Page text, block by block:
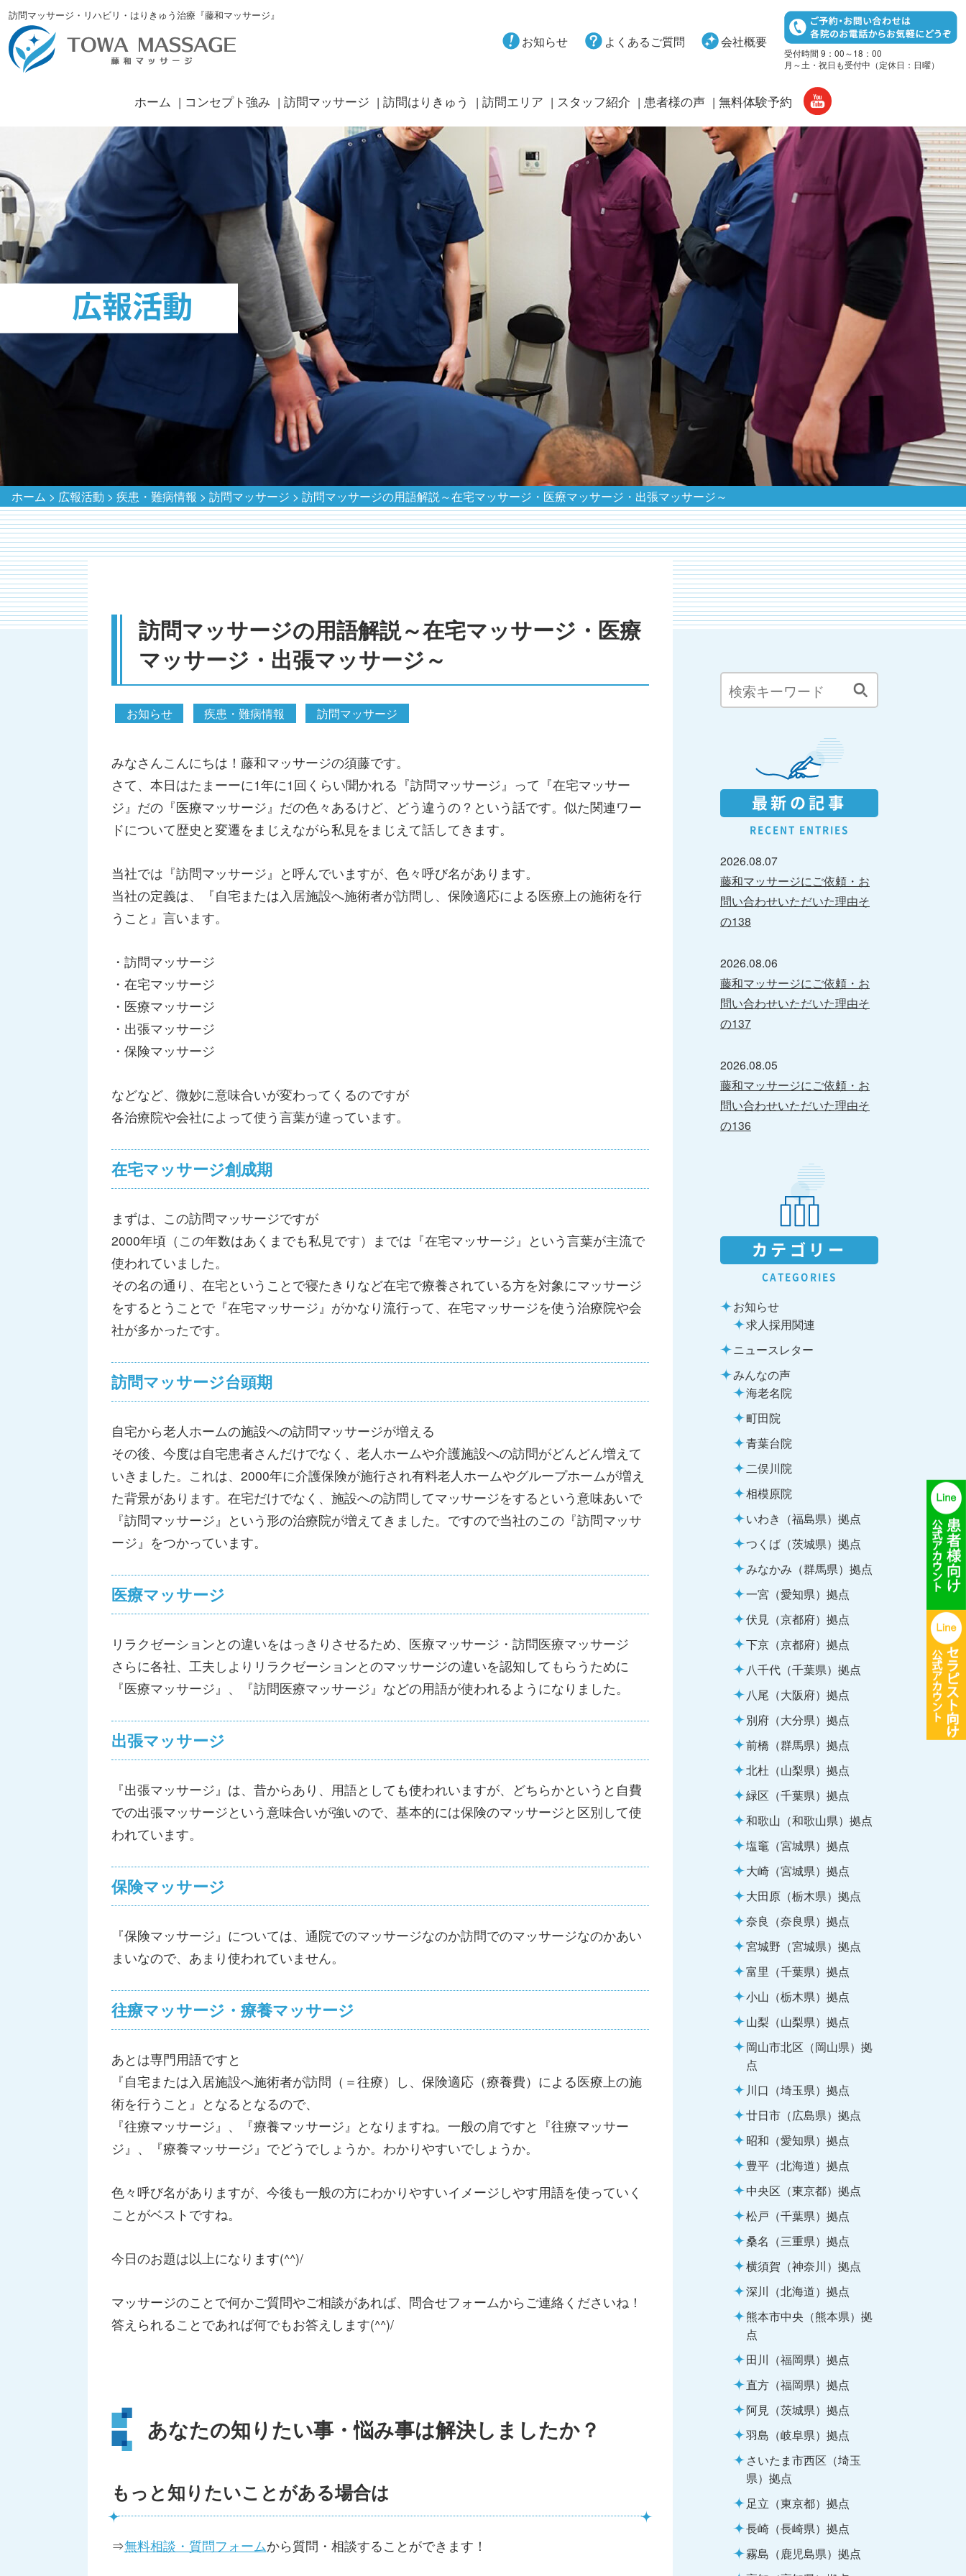
訪問マッサージ・リハビリ・はりきゅう治療『藤和マッサージ』
お知らせ よくあるご質問 会社概要
受付時間 9：00～18：00
月～土・祝日も受付中（定休日：日曜）
ホーム コンセプト強み 訪問マッサージ 訪問はりきゅう 訪問エリア スタッフ紹介 患者様の声 無料体験予約
広報活動
ホーム > 広報活動 > 疾患・難病情報 > 訪問マッサージ > 訪問マッサージの用語解説～在宅マッサージ・医療マッサージ・出張マッサージ～
訪問マッサージの用語解説～在宅マッサージ・医療
マッサージ・出張マッサージ～
お知らせ 疾患・難病情報 訪問マッサージ
みなさんこんにちは！藤和マッサージの須藤です。
さて、本日はたまーーに1年に1回くらい聞かれる『訪問マッサージ』って『在宅マッサー
ジ』だの『医療マッサージ』だの色々あるけど、どう違うの？という話です。似た関連ワー
ドについて歴史と変遷をまじえながら私見をまじえて話してきます。
当社では『訪問マッサージ』と呼んでいますが、色々呼び名があります。
当社の定義は、『自宅または入居施設へ施術者が訪問し、保険適応による医療上の施術を行
うこと』言います。
・訪問マッサージ
・在宅マッサージ
・医療マッサージ
・出張マッサージ
・保険マッサージ
などなど、微妙に意味合いが変わってくるのですが
各治療院や会社によって使う言葉が違っています。
在宅マッサージ創成期
まずは、この訪問マッサージですが
2000年頃（この年数はあくまでも私見です）までは『在宅マッサージ』という言葉が主流で
使われていました。
その名の通り、在宅ということで寝たきりなど在宅で療養されている方を対象にマッサージ
をするとうことで『在宅マッサージ』がかなり流行って、在宅マッサージを使う治療院や会
社が多かったです。
訪問マッサージ台頭期
自宅から老人ホームの施設への訪問マッサージが増える
その後、今度は自宅患者さんだけでなく、老人ホームや介護施設への訪問がどんどん増えて
いきました。これは、2000年に介護保険が施行され有料老人ホームやグループホームが増え
た背景があります。在宅だけでなく、施設への訪問してマッサージをするという意味あいで
『訪問マッサージ』という形の治療院が増えてきました。ですので当社のこの『訪問マッサ
ージ』をつかっています。
医療マッサージ
リラクゼーションとの違いをはっきりさせるため、医療マッサージ・訪問医療マッサージ
さらに各社、工夫しよりリラクゼーションとのマッサージの違いを認知してもらうために
『医療マッサージ』、『訪問医療マッサージ』などの用語が使われるようになりました。
出張マッサージ
『出張マッサージ』は、昔からあり、用語としても使われいますが、どちらかというと自費
での出張マッサージという意味合いが強いので、基本的には保険のマッサージと区別して使
われています。
保険マッサージ
『保険マッサージ』については、通院でのマッサージなのか訪問でのマッサージなのかあい
まいなので、あまり使われていません。
往療マッサージ・療養マッサージ
あとは専門用語ですと
『自宅または入居施設へ施術者が訪問（＝往療）し、保険適応（療養費）による医療上の施
術を行うこと』となるとなるので、
『往療マッサージ』、『療養マッサージ』となりますね。一般の肩ですと『往療マッサー
ジ』、『療養マッサージ』でどうでしょうか。わかりやすいでしょうか。
色々呼び名がありますが、今後も一般の方にわかりやすいイメージしやす用語を使っていく
ことがベストですね。
今日のお題は以上になります(^^)/
マッサージのことで何かご質問やご相談があれば、問合せフォームからご連絡くださいね！
答えられることであれば何でもお答えします(^^)/
あなたの知りたい事・悩み事は解決しましたか？
もっと知りたいことがある場合は
⇒無料相談・質問フォームから質問・相談することができます！
最新の記事
RECENT ENTRIES
2026.08.07
藤和マッサージにご依頼・お
問い合わせいただいた理由そ
の138
2026.08.06
藤和マッサージにご依頼・お
問い合わせいただいた理由そ
の137
2026.08.05
藤和マッサージにご依頼・お
問い合わせいただいた理由そ
の136
カテゴリー
CATEGORIES
お知らせ
求人採用関連
ニュースレター
みんなの声
海老名院
町田院
青葉台院
二俣川院
相模原院
いわき（福島県）拠点
つくば（茨城県）拠点
みなかみ（群馬県）拠点
一宮（愛知県）拠点
伏見（京都府）拠点
下京（京都府）拠点
八千代（千葉県）拠点
八尾（大阪府）拠点
別府（大分県）拠点
前橋（群馬県）拠点
北杜（山梨県）拠点
緑区（千葉県）拠点
和歌山（和歌山県）拠点
塩竈（宮城県）拠点
大崎（宮城県）拠点
大田原（栃木県）拠点
奈良（奈良県）拠点
宮城野（宮城県）拠点
富里（千葉県）拠点
小山（栃木県）拠点
山梨（山梨県）拠点
岡山市北区（岡山県）拠
点
川口（埼玉県）拠点
廿日市（広島県）拠点
昭和（愛知県）拠点
豊平（北海道）拠点
中央区（東京都）拠点
松戸（千葉県）拠点
桑名（三重県）拠点
横須賀（神奈川）拠点
深川（北海道）拠点
熊本市中央（熊本県）拠
点
田川（福岡県）拠点
直方（福岡県）拠点
阿見（茨城県）拠点
羽島（岐阜県）拠点
さいたま市西区（埼玉
県）拠点
足立（東京都）拠点
長崎（長崎県）拠点
霧島（鹿児島県）拠点